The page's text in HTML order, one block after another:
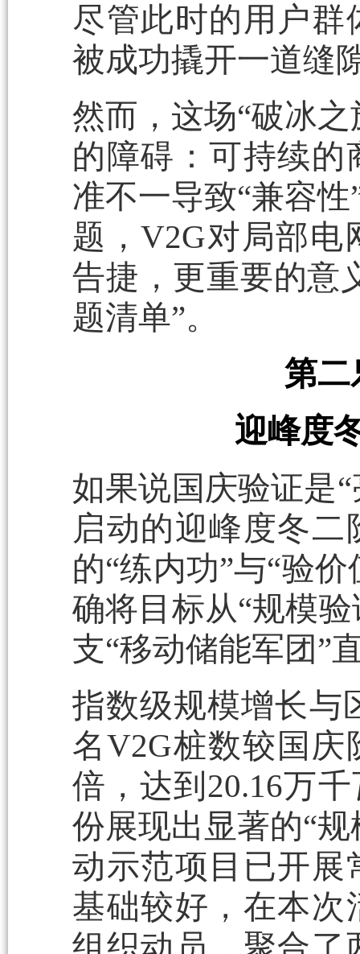
尽管此时的用户群
被成功撬开一道缝
然而，这场“破冰
的障碍：可持续
准不一导致“兼容
题，V2G对局部
告捷，更重要的意
题清单”。
第
迎峰度
如果说国庆验证是
启动的迎峰度冬
的“练内功”与“验
确将目标从“规模
支“移动储能军团”
指数级规模增长与
名V2G桩数较国庆
倍，达到20.16万
份展现出显著的“
动示范项目已开展
基础较好，在本次